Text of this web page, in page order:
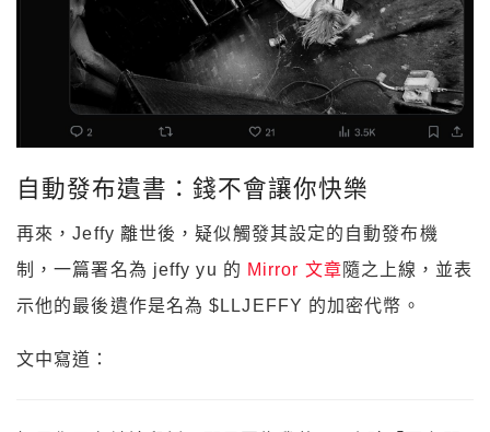
自動發布遺書：錢不會讓你快樂
再來，Jeffy 離世後，疑似觸發其設定的自動發布機
制，一篇署名為 jeffy yu 的 Mirror 文章隨之上線，並表
示他的最後遺作是名為 $LLJEFFY 的加密代幣。
文中寫道：